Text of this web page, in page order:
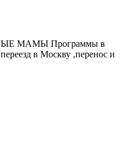
МАМЫ Программы в
в Москву ,перенос и